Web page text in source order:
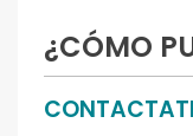
¿CÓMO